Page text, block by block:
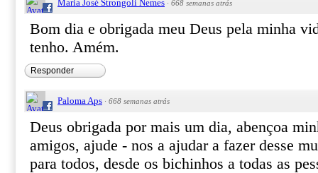
Maria José Strongoli Nemes · 668 semanas atrás
Bom dia e obrigada meu Deus pela minha
tenho. Amém.
Responder
Paloma Aps · 668 semanas atrás
Deus obrigada por mais um dia, abençoa
amigos, ajude - nos a ajudar a fazer desse
para todos, desde os bichinhos a todas as